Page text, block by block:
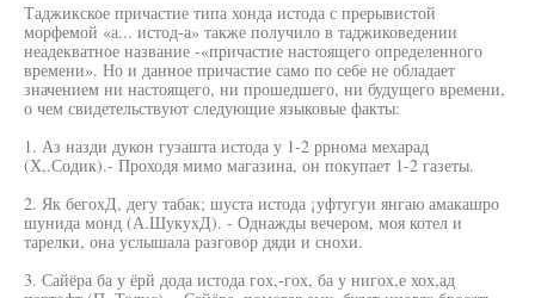
Таджикское причастие типа хонда истода с прерывистой
морфемой «а... истод-а» также получило в таджиковедении
неадекватное название -«причастие настоящего определенного
времени». Но и данное причастие само по себе не обладает
значением ни настоящего, ни прошедшего, ни будущего времени,
о чем свидетельствуют следующие языковые факты:
1. Аз назди дукон гузашта истода у 1-2 ррнома мехарад
(Х,.Содик).- Проходя мимо магазина, он покупает 1-2 газеты.
2. Як бегохД, дегу табак; шуста истода ¡уфтугуи янгаю амакашро
шунида монд (А.ШукухД). - Однажды вечером, моя котел и
тарелки, она услышала разговор дяди и снохи.
3. Сайёра ба у ёрй дода истода гох,-гох, ба у нигох,е хох,ад